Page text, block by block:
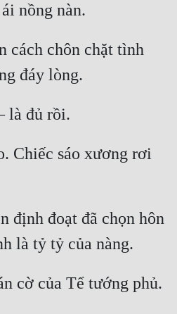
nồng nàn.
cách chôn chặt tình
đáy lòng.
là đủ rồi.
Chiếc sáo xương rơi
định đoạt đã chọn hôn
là tỷ tỷ của nàng.
cờ của Tể tướng phủ.